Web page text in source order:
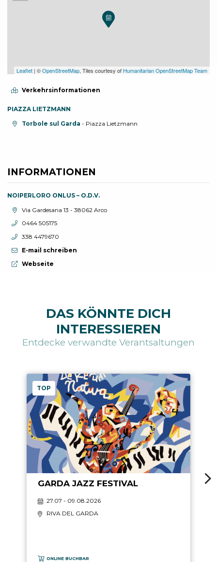
Leaflet | ©OpenStreetMap, Tiles courtesy of Humanitarian OpenStreetMap Team
Verkehrsinformationen
PIAZZA LIETZMANN
aria.location:
Torbole sul Garda - Piazza Lietzmann
INFORMATIONEN
NOIPERLORO ONLUS – O.D.V.
aria.location:
Via Gardesana 13 - 38062 Arco
aria.phone:
0464 505175
aria.phone:
338 4479670
E-mail schreiben
aria.website:
Webseite
DAS KÖNNTE DICH
INTERESSIEREN
Entdecke verwandte Verantsaltungen
TOP
GARDA JAZZ FESTIVAL
27.07 - 09.08.2026
RIVA DEL GARDA
ONLINE BUCHBAR